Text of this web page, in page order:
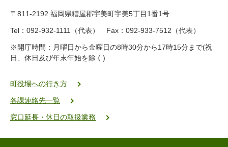
8
-
5
5
ク
二
ゴ
〒811-2192 福岡県糟屋郡宇美町宇美5丁目1番1号
Tel：092-932-1111（代表） Fax：092-933-7512（代表）
※開庁時間：月曜日から金曜日の8時30分から17時15分まで(祝
日、休日及び年末年始を除く)
町役場への行き方
各課連絡先一覧
窓口延長・休日の取扱業務